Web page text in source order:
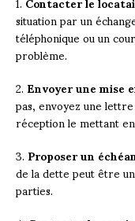
situation par un
téléphonique ou un
problème.
2.Envoyer une mise
pas, envoyez une
réception le mettant
3.Proposer un
de la dette peut être
parties.